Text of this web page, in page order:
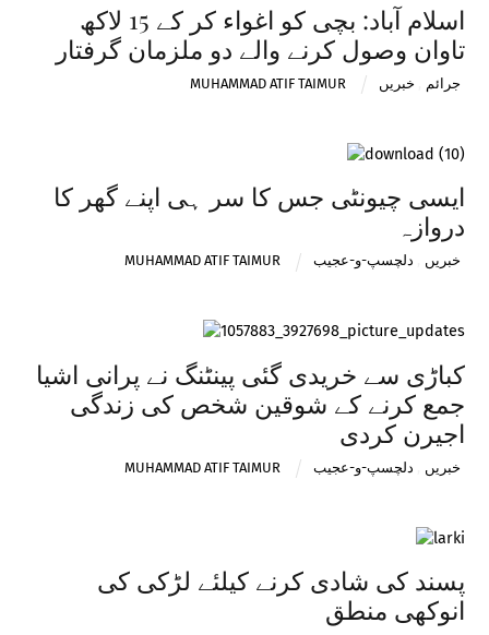
اسلام آباد: بچی کو اغواء کر کے 15 لاکھ
تاوان وصول کرنے والے دو ملزمان گرفتار
MUHAMMAD ATIF TAIMUR جرائم خبریں
ایسی چیونٹی جس کا سر ہی اپنے گھر کا
دروازہ
MUHAMMAD ATIF TAIMUR خبریں دلچسپ-و-عجیب
کباڑی سے خریدی گئی پینٹنگ نے پرانی اشیا
جمع کرنے کے شوقین شخص کی زندگی
اجیرن کردی
MUHAMMAD ATIF TAIMUR خبریں دلچسپ-و-عجیب
پسند کی شادی کرنے کیلئے لڑکی کی
انوکھی منطق